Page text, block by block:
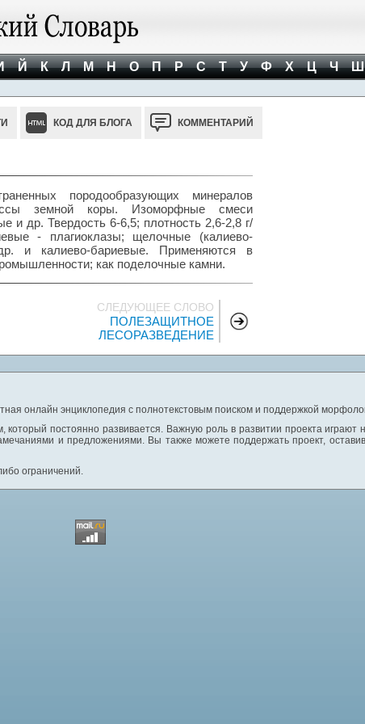
Й К Л М Н О П Р С Т У Ф Х Ц Ч
КОД ДЛЯ БЛОГА КОММЕНТАРИЙ
породообразующих минералов
земной коры. Изоморфные смеси
и др. Твердость 6-6,5; плотность 2,6-2,8 г/
- плагиоклазы; щелочные (калиево-
и калиево-бариевые. Применяются в
как поделочные камни.
СЛЕДУЮЩЕЕ СЛОВО
ПОЛЕЗАЩИТНОЕ
ЛЕСОРАЗВЕДЕНИЕ
онлайн энциклопедия с полнотекстовым поиском и поддержкой
который постоянно развивается. Важную роль в развитии проекта
и предложениями. Вы также можете поддержать проект,
ограничений.